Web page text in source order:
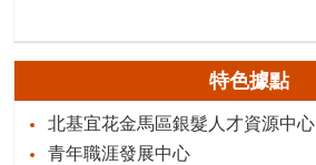
特色據點
北基宜花金馬區銀髮人才資源中心
青年職涯發展中心